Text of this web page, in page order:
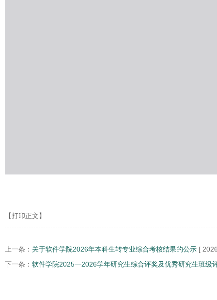
【打印正文】
上一条： 关于软件学院2026年本科生转专业综合考核结果的公示 [
下一条： 软件学院2025—2026学年研究生综合评奖及优秀研究生班级